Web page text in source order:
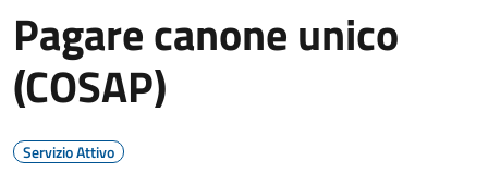
Pagare canone unico
(COSAP)
Servizio Attivo